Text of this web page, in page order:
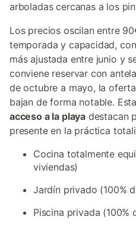
arboladas cercanas a los
Los precios oscilan entre
temporada y capacidad,
más ajustada entre junio y
conviene reservar con
de octubre a mayo, la
bajan de forma notable.
acceso a la playa destacan
presente en la práctica
Cocina totalmente
viviendas)
Jardín privado (100%
Piscina privada (100%